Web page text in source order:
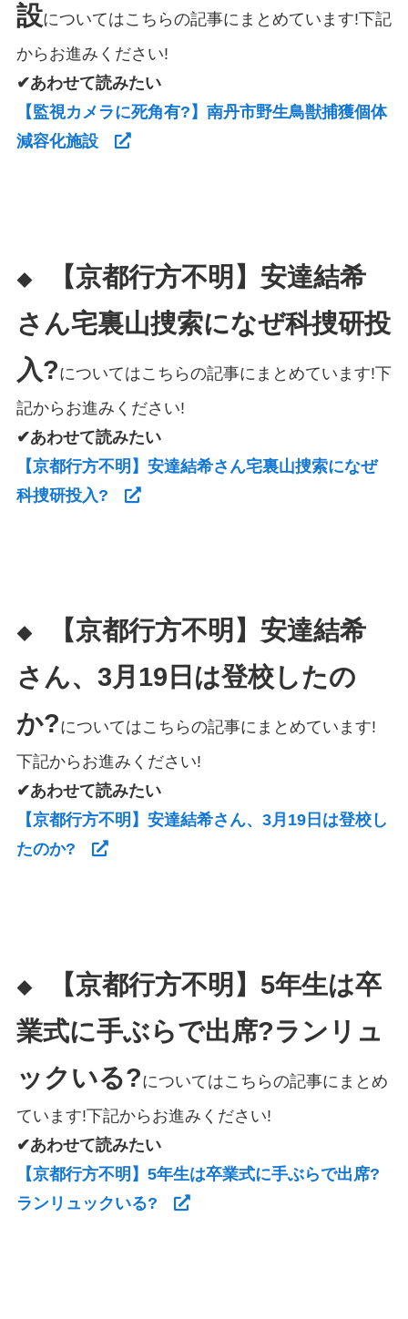
設についてはこちらの記事にまとめています!下記
からお進みください!
✔あわせて読みたい
【監視カメラに死角有?】南丹市野生鳥獣捕獲個体
減容化施設
◆
【京都行方不明】安達結希
さん宅裏山捜索になぜ科捜研投
入?についてはこちらの記事にまとめています!下
記からお進みください!
✔あわせて読みたい
【京都行方不明】安達結希さん宅裏山捜索になぜ
科捜研投入?
◆
【京都行方不明】安達結希
さん、3月19日は登校したの
か?についてはこちらの記事にまとめています!
下記からお進みください!
✔あわせて読みたい
【京都行方不明】安達結希さん、3月19日は登校し
たのか?
◆
【京都行方不明】5年生は卒
業式に手ぶらで出席?ランリュ
ックいる?についてはこちらの記事にまとめ
ています!下記からお進みください!
✔あわせて読みたい
【京都行方不明】5年生は卒業式に手ぶらで出席?
ランリュックいる?